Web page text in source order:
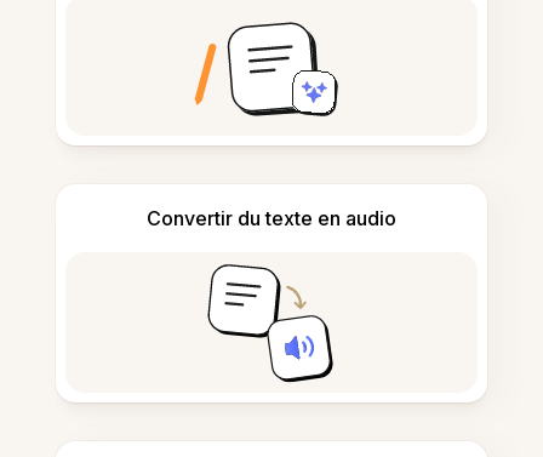
Convertir du texte en audio